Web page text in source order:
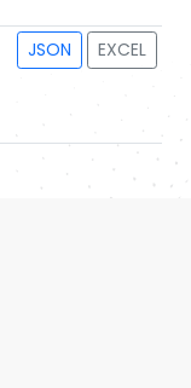
JSON EXCEL